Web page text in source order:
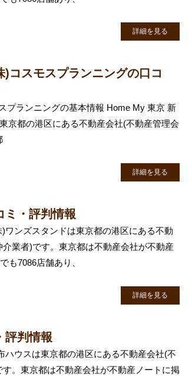
詳細を見る
コスモスプランニングの口コ
プランニングの基本情報 Home My 東京 新
京都の港区にある不動産会社(不動産管理会
詳細を見る
ミ・評判情報
ワンズスタンドは東京都の港区にある不動
業者)です。東京都は不動産会社が不動産
も7086店舗あり、
詳細を見る
評判情報
ハウスは東京都の港区にある不動産会社(不
。東京都は不動産会社が不動産ノートに掲